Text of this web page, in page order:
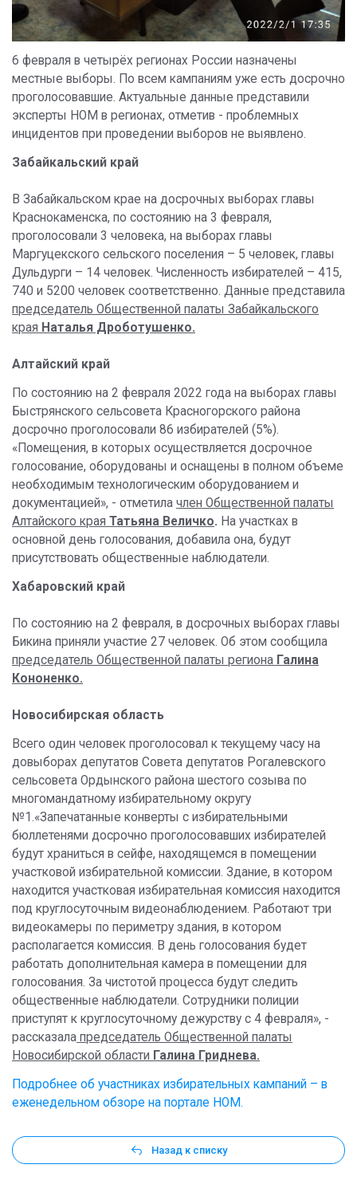
6 февраля в четырёх регионах России назначены
местные выборы. По всем кампаниям уже есть досрочно
проголосовавшие. Актуальные данные представили
эксперты НОМ в регионах, отметив - проблемных
инцидентов при проведении выборов не выявлено.
Забайкальский край
В Забайкальском крае на досрочных выборах главы
Краснокаменска, по состоянию на 3 февраля,
проголосовали 3 человека, на выборах главы
Маргуцекского сельского поселения – 5 человек, главы
Дульдурги – 14 человек. Численность избирателей – 415,
740 и 5200 человек соответственно. Данные представила
председатель Общественной палаты Забайкальского
края Наталья Дроботушенко.
Алтайский край
По состоянию на 2 февраля 2022 года на выборах главы
Быстрянского сельсовета Красногорского района
досрочно проголосовали 86 избирателей (5%).
«Помещения, в которых осуществляется досрочное
голосование, оборудованы и оснащены в полном объеме
необходимым технологическим оборудованием и
документацией», - отметила член Общественной палаты
Алтайского края Татьяна Величко. На участках в
основной день голосования, добавила она, будут
присутствовать общественные наблюдатели.
Хабаровский край
По состоянию на 2 февраля, в досрочных выборах главы
Бикина приняли участие 27 человек. Об этом сообщила
председатель Общественной палаты региона Галина
Кононенко.
Новосибирская область
Всего один человек проголосовал к текущему часу на
довыборах депутатов Совета депутатов Рогалевского
сельсовета Ордынского района шестого созыва по
многомандатному избирательному округу
№1.«Запечатанные конверты с избирательными
бюллетенями досрочно проголосовавших избирателей
будут храниться в сейфе, находящемся в помещении
участковой избирательной комиссии. Здание, в котором
находится участковая избирательная комиссия находится
под круглосуточным видеонаблюдением. Работают три
видеокамеры по периметру здания, в котором
располагается комиссия. В день голосования будет
работать дополнительная камера в помещении для
голосования. За чистотой процесса будут следить
общественные наблюдатели. Сотрудники полиции
приступят к круглосуточному дежурству с 4 февраля», -
рассказала председатель Общественной палаты
Новосибирской области Галина Гриднева.
Подробнее об участниках избирательных кампаний – в
еженедельном обзоре на портале НОМ.
Назад к списку